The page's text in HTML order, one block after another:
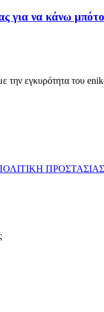
για να κάνω
την εγκυρότητα του